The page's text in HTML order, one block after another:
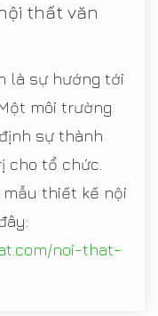
thất văn
là sự hướng tới
môi trường
sự thành
cho tổ chức.
thiết kế nội
noi-that-